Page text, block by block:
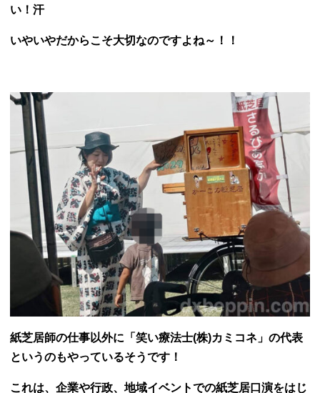
い！汗
いやいやだからこそ大切なのですよね～！！
紙芝居師の仕事以外に「笑い療法士(株)カミコネ」の代表
というのもやっているそうです！
これは、企業や行政、地域イベントでの紙芝居口演をはじ